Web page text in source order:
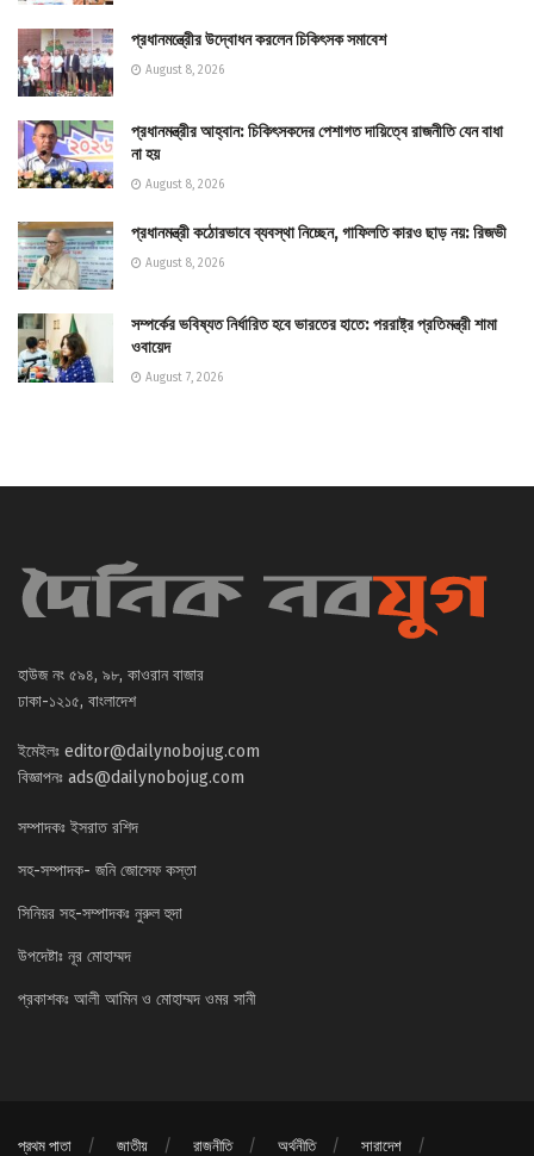
প্রধানমন্ত্রীের উদ্বোধন করলেন চিকিৎসক সমাবেশ
August 8, 2026
প্রধানমন্ত্রীর আহ্বান: চিকিৎসকদের পেশাগত দায়িত্বে রাজনীতি যেন বাধা
না হয়
August 8, 2026
প্রধানমন্ত্রী কঠোরভাবে ব্যবস্থা নিচ্ছেন, গাফিলতি কারও ছাড় নয়: রিজভী
August 8, 2026
সম্পর্কের ভবিষ্যত নির্ধারিত হবে ভারতের হাতে: পররাষ্ট্র প্রতিমন্ত্রী শামা
ওবায়েদ
August 7, 2026
হাউজ নং ৫৯৪, ৯৮, কাওরান বাজার
ঢাকা-১২১৫, বাংলাদেশ
ইমেইলঃ editor@dailynobojug.com
বিজ্ঞাপনঃ ads@dailynobojug.com
সম্পাদকঃ ইসরাত রশিদ
সহ-সম্পাদক- জনি জোসেফ কস্তা
সিনিয়র সহ-সম্পাদকঃ নুরুল হুদা
উপদেষ্টাঃ নূর মোহাম্মদ
প্রকাশকঃ আলী আমিন ও মোহাম্মদ ওমর সানী
প্রথম পাতা জাতীয় রাজনীতি অর্থনীতি সারাদেশ